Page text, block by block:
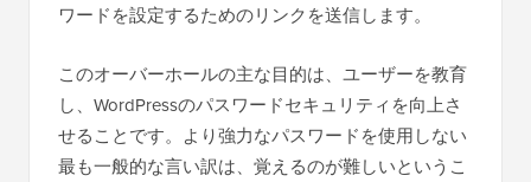
ワードを設定するためのリンクを送信します。
このオーバーホールの主な目的は、ユーザーを教育
し、WordPressのパスワードセキュリティを向上さ
せることです。より強力なパスワードを使用しない
最も一般的な言い訳は、覚えるのが難しいというこ